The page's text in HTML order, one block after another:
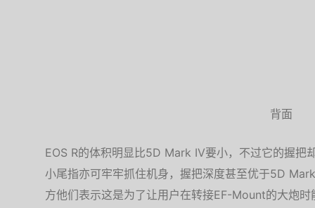
背面
EOS R的体积明显比5D Mark IV要小，不过它的握
小尾指亦可牢牢抓住机身，握把深度甚至优于5D
方他们表示这是为了让用户在转接EF-Mount的大炮